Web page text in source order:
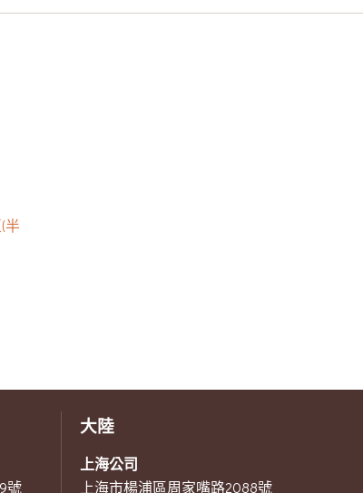
半
號
大陸
上海公司
上海市楊浦區周家嘴路2088號